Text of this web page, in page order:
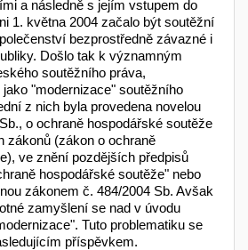
a následně s jejím vstu­pem do
1. května 2004 začalo být soutěžní
bezpro­středně závazné i
Došlo tak k významným
soutěžní­ho práva,
"modernizace" sou­těžního
z nich byla provede­na novelou
o ochraně hos­podářské soutěže
zákonů (zá­kon o ochraně
ve znění pozděj­ších předpisů
hospodář­ské soutěže" nebo
zákonem č. 484/2004 Sb. Avšak
zamyš­lení se nad v úvodu
Tuto problematiku se
příspěvkem.